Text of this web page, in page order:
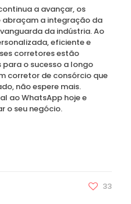
a avançar, os
abraçam a integração da
da indústria. Ao
eficiente e
corretores estão
o sucesso a longo
corretor de consórcio que
não espere mais.
ao WhatsApp hoje e
o seu negócio.
33